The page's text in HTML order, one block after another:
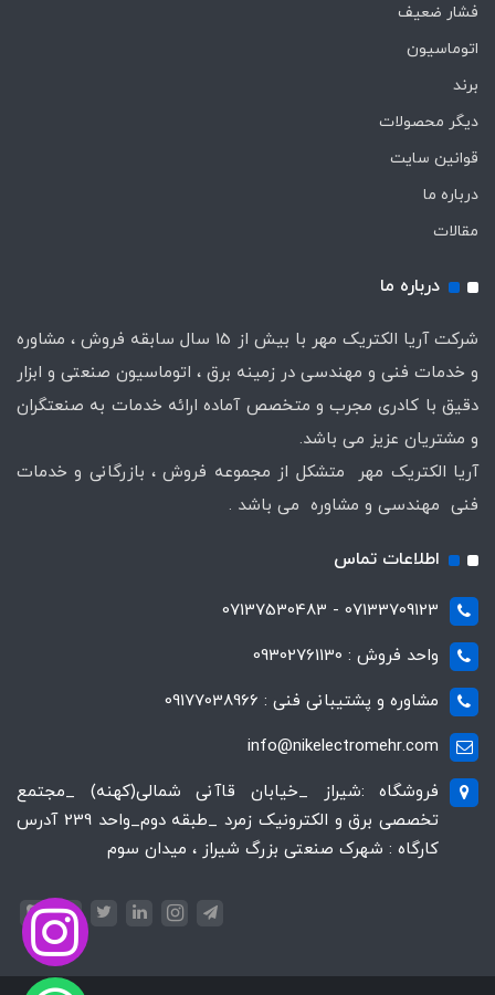
فشار ضعیف
اتوماسیون
برند
دیگر محصولات
قوانین سایت
درباره ما
مقالات
درباره ما
شرکت آریا الکتریک مهر با بیش از 15 سال سابقه فروش ، مشاوره
و خدمات فنی و مهندسی در زمینه برق ، اتوماسیون صنعتی و ابزار
دقیق با کادری مجرب و متخصص آماده ارائه خدمات به صنعتگران
و مشتریان عزیز می باشد.
آریا الکتریک مهر متشکل از مجموعه فروش ، بازرگانی و خدمات
فنی مهندسی و مشاوره می باشد .
اطلاعات تماس
07133709123 - 07137530483
واحد فروش : 09302761130
مشاوره و پشتیبانی فنی : 09177038966
info@nikelectromehr.com
فروشگاه :شیراز _خیابان قاآنی شمالی(کهنه) _مجتمع
تخصصی برق و الکترونیک زمرد _طبقه دوم_واحد 239 آدرس
کارگاه : شهرک صنعتی بزرگ شیراز ، میدان سوم